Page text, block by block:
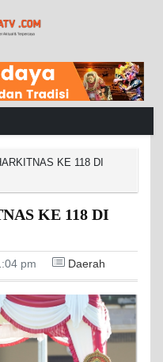
KE 118 DI
KE 118 DI
pm Daerah